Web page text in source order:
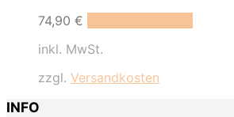
74,90 €
inkl. MwSt.
zzgl. Versandkosten
INFO